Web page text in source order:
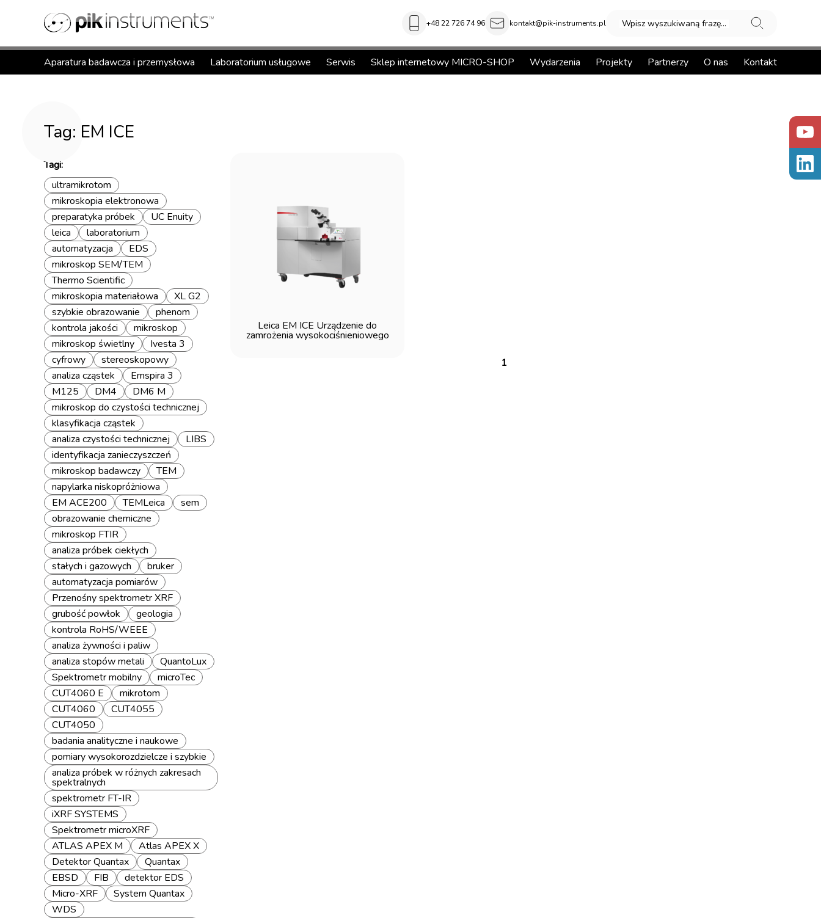
+48 22 726 74 96 kontakt@pik-instruments.pl Wpisz wyszukiwaną frazę...
Aparatura badawcza i przemysłowa Laboratorium usługowe Serwis Sklep internetowy MICRO-SHOP Wydarzenia Projekty Partnerzy O nas Kontakt
Tag: EM ICE
Tagi:
ultramikrotom
mikroskopia elektronowa
preparatyka próbek
UC Enuity
leica
laboratorium
automatyzacja
EDS
mikroskop SEM/TEM
Thermo Scientific
mikroskopia materiałowa
XL G2
szybkie obrazowanie
phenom
kontrola jakości
mikroskop
mikroskop świetlny
Ivesta 3
cyfrowy
stereoskopowy
analiza cząstek
Emspira 3
M125
DM4
DM6 M
mikroskop do czystości technicznej
klasyfikacja cząstek
analiza czystości technicznej
LIBS
identyfikacja zanieczyszczeń
mikroskop badawczy
TEM
napylarka niskopróżniowa
EM ACE200
TEMLeica
sem
obrazowanie chemiczne
mikroskop FTIR
analiza próbek ciekłych
stałych i gazowych
bruker
automatyzacja pomiarów
Przenośny spektrometr XRF
grubość powłok
geologia
kontrola RoHS/WEEE
analiza żywności i paliw
analiza stopów metali
QuantoLux
Spektrometr mobilny
microTec
CUT4060 E
mikrotom
CUT4060
CUT4055
CUT4050
badania analityczne i naukowe
pomiary wysokorozdzielcze i szybkie
analiza próbek w różnych zakresach
spektralnych
spektrometr FT-IR
iXRF SYSTEMS
Spektrometr microXRF
ATLAS APEX M
Atlas APEX X
Detektor Quantax
Quantax
EBSD
FIB
detektor EDS
Micro-XRF
System Quantax
WDS
Leica EM ICE Urządzenie do
zamrożenia wysokociśnieniowego
1